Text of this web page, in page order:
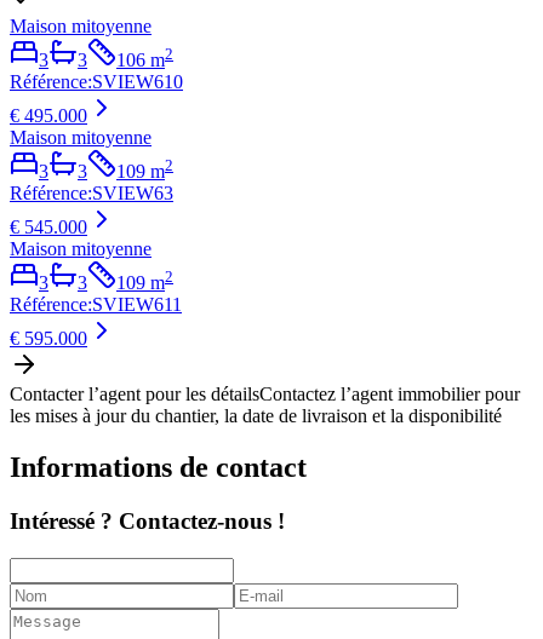
Maison mitoyenne
3
3 106 m2
Référence:SVIEW610
€ 495.000
Maison mitoyenne
3
3 109 m2
Référence:SVIEW63
€ 545.000
Maison mitoyenne
3
3 109 m2
Référence:SVIEW611
€ 595.000
Contacter l’agent pour les détailsContactez l’agent immobilier pour
les mises à jour du chantier, la date de livraison et la disponibilité
Informations de contact
Intéressé ? Contactez-nous !